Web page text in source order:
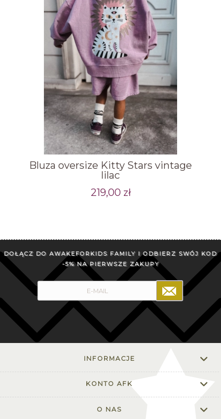
Bluza oversize Kitty Stars vintage
lilac
219,00 zł
DOŁĄCZ DO AWAKEFORKIDS FAMILY I ODBIERZ SWÓJ KOD
-5% NA PIERWSZE ZAKUPY
INFORMACJE
KONTO AFK
O NAS